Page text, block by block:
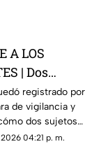
A LOS
| Dos
enc4ñonan a
y se llevan
registrado por
de vigilancia y
dos sujetos
un conductor y a
04:21 p. m.